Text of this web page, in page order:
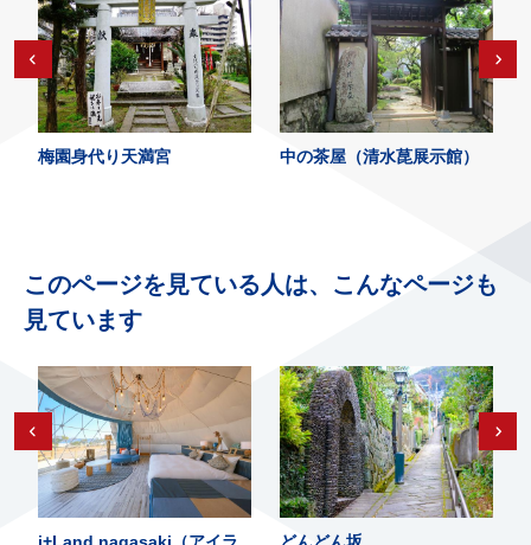
梅園身代り天満宮 中の茶屋（清水菎展示館）
このページを見ている人は、こんなページも
見ています